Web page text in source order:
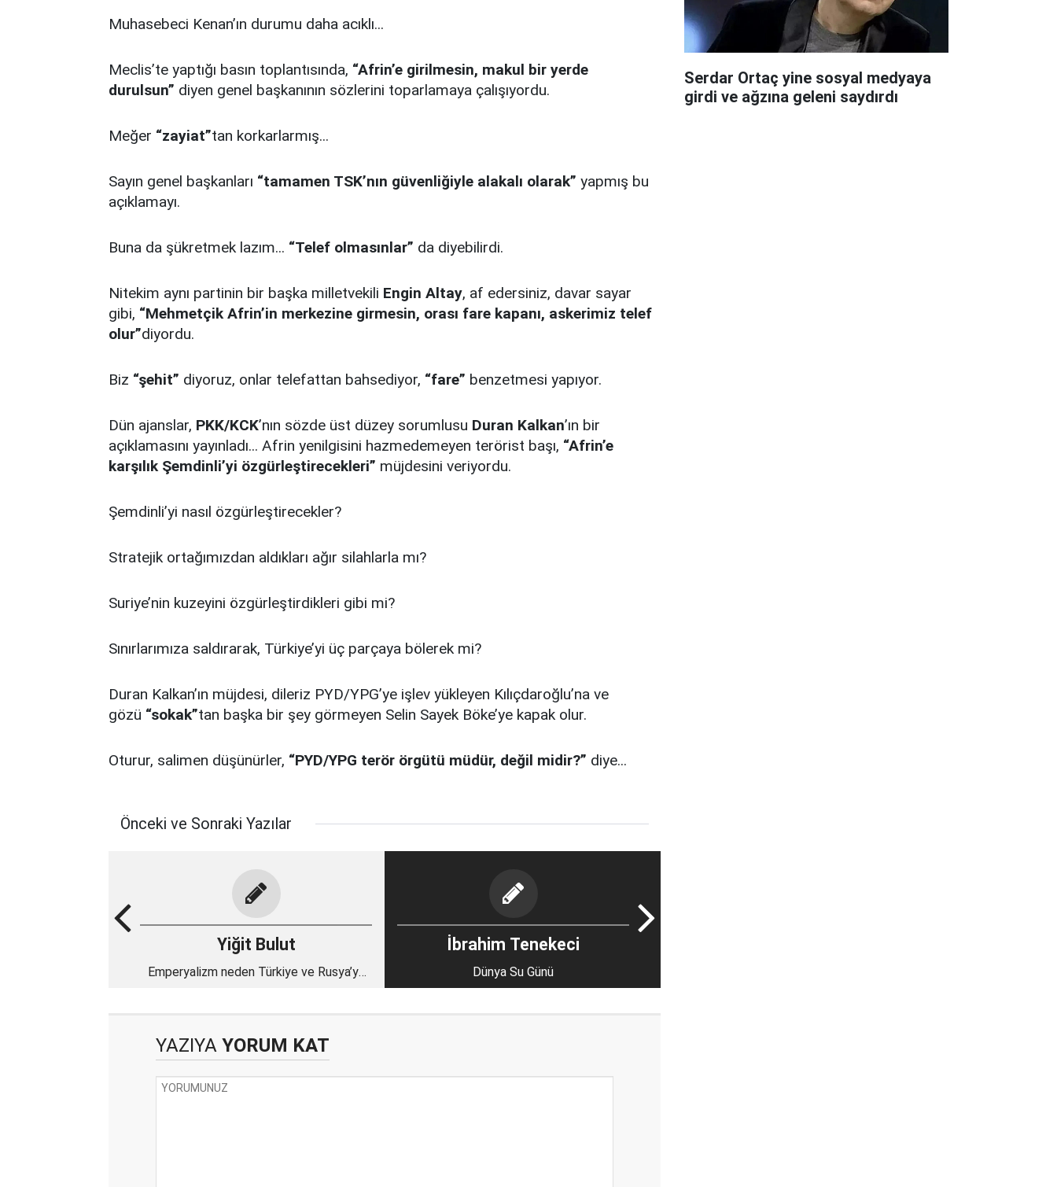
Muhasebeci Kenan’ın durumu daha acıklı...
Meclis’te yaptığı basın toplantısında, “Afrin’e girilmesin, makul bir yerde
durulsun” diyen genel başkanının sözlerini toparlamaya çalışıyordu.
Meğer “zayiat”tan korkarlarmış...
Sayın genel başkanları “tamamen TSK’nın güvenliğiyle alakalı olarak” yapmış bu
açıklamayı.
Buna da şükretmek lazım... “Telef olmasınlar” da diyebilirdi.
Nitekim aynı partinin bir başka milletvekili Engin Altay, af edersiniz, davar sayar
gibi, “Mehmetçik Afrin’in merkezine girmesin, orası fare kapanı, askerimiz telef
olur”diyordu.
Biz “şehit” diyoruz, onlar telefattan bahsediyor, “fare” benzetmesi yapıyor.
Dün ajanslar, PKK/KCK’nın sözde üst düzey sorumlusu Duran Kalkan’ın bir
açıklamasını yayınladı... Afrin yenilgisini hazmedemeyen terörist başı, “Afrin’e
karşılık Şemdinli’yi özgürleştirecekleri” müjdesini veriyordu.
Şemdinli’yi nasıl özgürleştirecekler?
Stratejik ortağımızdan aldıkları ağır silahlarla mı?
Suriye’nin kuzeyini özgürleştirdikleri gibi mi?
Sınırlarımıza saldırarak, Türkiye’yi üç parçaya bölerek mi?
Duran Kalkan’ın müjdesi, dileriz PYD/YPG’ye işlev yükleyen Kılıçdaroğlu’na ve
gözü “sokak”tan başka bir şey görmeyen Selin Sayek Böke’ye kapak olur.
Oturur, salimen düşünürler, “PYD/YPG terör örgütü müdür, değil midir?” diye...
Önceki ve Sonraki Yazılar
Yiğit Bulut
Emperyalizm neden Türkiye ve Rusya’ya
İbrahim Tenekeci
Dünya Su Günü
YAZIYA YORUM KAT
Serdar Ortaç yine sosyal medyaya
girdi ve ağzına geleni saydırdı